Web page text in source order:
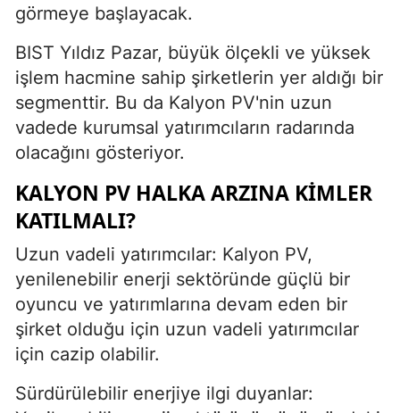
görmeye başlayacak.
BIST Yıldız Pazar, büyük ölçekli ve yüksek
işlem hacmine sahip şirketlerin yer aldığı bir
segmenttir. Bu da Kalyon PV'nin uzun
vadede kurumsal yatırımcıların radarında
olacağını gösteriyor.
KALYON PV HALKA ARZINA KIMLER
KATILMALI?
Uzun vadeli yatırımcılar: Kalyon PV,
yenilenebilir enerji sektöründe güçlü bir
oyuncu ve yatırımlarına devam eden bir
şirket olduğu için uzun vadeli yatırımcılar
için cazip olabilir.
Sürdürülebilir enerjiye ilgi duyanlar: